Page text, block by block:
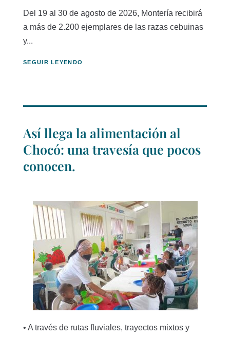
Del 19 al 30 de agosto de 2026, Montería recibirá
a más de 2.200 ejemplares de las razas cebuinas
y...
SEGUIR LEYENDO
Así llega la alimentación al
Chocó: una travesía que pocos
conocen.
• A través de rutas fluviales, trayectos mixtos y